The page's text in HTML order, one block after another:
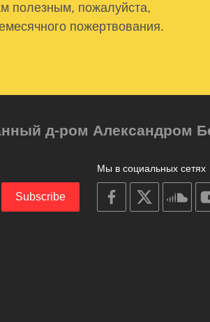
полезным, пожалуйста,
пожертвования.
д-ром Александром
Мы в социальных сетях
on
facebook
Subscribe